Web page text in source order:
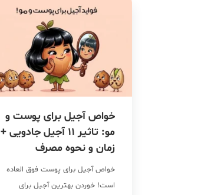
خود […]
خواص آجیل برای پوست و
مو: تاثیر 11 آجیل جادویی +
زمان و نحوه مصرف
خواص آجیل برای پوست فوق العاده
است! خوردن بهترین آجیل برای